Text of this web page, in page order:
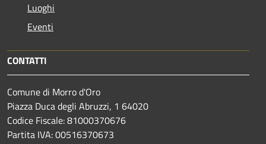
Luoghi
Eventi
CONTATTI
Comune di Morro d'Oro
Piazza Duca degli Abruzzi, 1 64020
Codice Fiscale: 81000370676
Partita IVA: 00516370673